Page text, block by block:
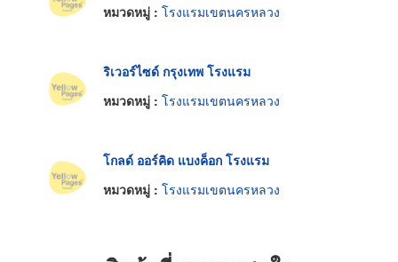
หมวดหมู่ : โรงแรมเขตนครหลวง
ริเวอร์ไซด์ กรุงเทพ โรงแรม
หมวดหมู่ : โรงแรมเขตนครหลวง
โกลด์ ออร์คิด แบงค็อก โรงแรม
หมวดหมู่ : โรงแรมเขตนครหลวง